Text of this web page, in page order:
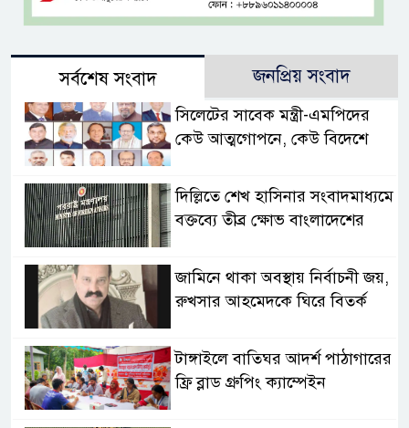
সর্বশেষ সংবাদ জনপ্রিয় সংবাদ
সিলেটের সাবেক মন্ত্রী-এমপিদের
কেউ আত্মগোপনে, কেউ বিদেশে
দিল্লিতে শেখ হাসিনার সংবাদমাধ্যমে
বক্তব্যে তীব্র ক্ষোভ বাংলাদেশের
জামিনে থাকা অবস্থায় নির্বাচনী জয়,
রুখসার আহমেদকে ঘিরে বিতর্ক
টাঙ্গাইলে বাতিঘর আদর্শ পাঠাগারের
ফ্রি ব্লাড গ্রুপিং ক্যাম্পেইন